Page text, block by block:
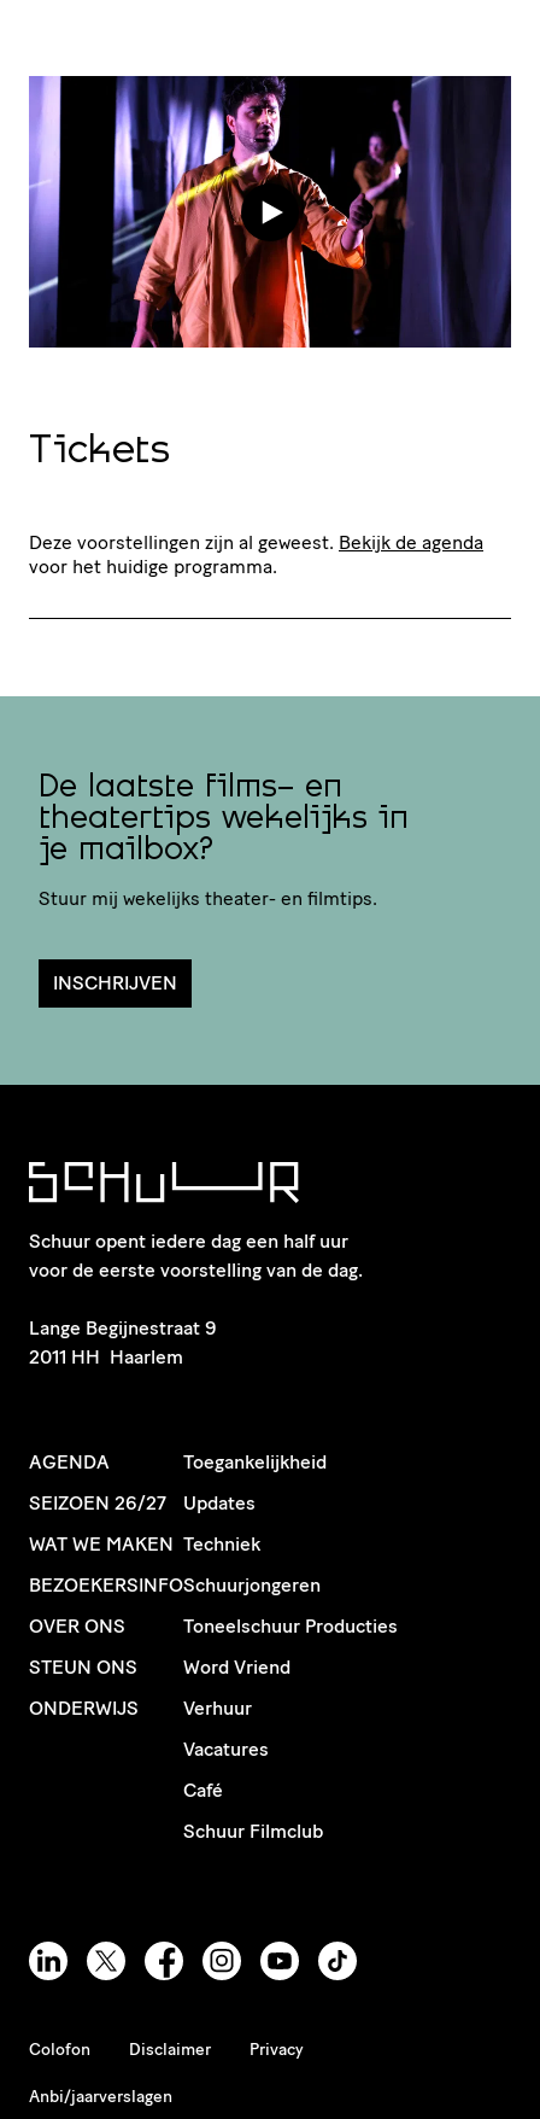
Tickets
Deze voorstellingen zijn al geweest. Bekijk de agenda
voor het huidige programma.
De laatste films- en
theatertips wekelijks in
je mailbox?
Stuur mij wekelijks theater- en filmtips.
INSCHRIJVEN
Schuur opent iedere dag een half uur
voor de eerste voorstelling van de dag.
​Lange Begijnestraat 9
2011 HH Haarlem
AGENDA
SEIZOEN 26/27
WAT WE MAKEN
BEZOEKERSINFO
OVER ONS
STEUN ONS
ONDERWIJS
Toegankelijkheid
Updates
Techniek
Schuurjongeren
Toneelschuur Producties
Word Vriend
Verhuur
Vacatures
Café
Schuur Filmclub
Colofon Disclaimer Privacy
Anbi/jaarverslagen